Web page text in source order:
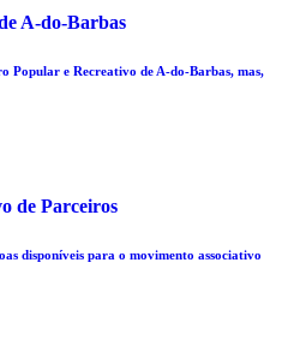
A-do-Barbas
Popular e Recreativo de A-do-Barbas, mas,
de Parceiros
disponíveis para o movimento associativo